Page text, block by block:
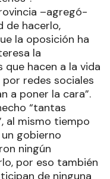
–agregó-
de hacerlo,
la oposición ha
la
hacen a la vida
redes sociales
a poner la cara”.
“tantas
al mismo tiempo
gobierno
ningún
por eso también
de ninguna